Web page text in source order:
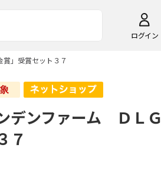
ログイン
」受賞セット３７
デンファーム ＤＬＧ
７